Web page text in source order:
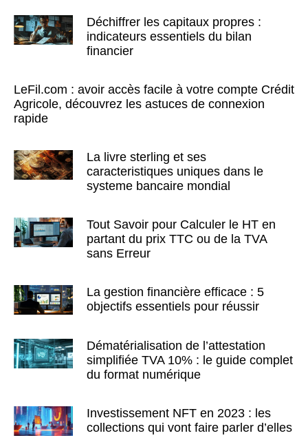
Déchiffrer les capitaux propres :
indicateurs essentiels du bilan
financier
LeFil.com : avoir accès facile à votre compte Crédit
Agricole, découvrez les astuces de connexion
rapide
La livre sterling et ses
caracteristiques uniques dans le
systeme bancaire mondial
Tout Savoir pour Calculer le HT en
partant du prix TTC ou de la TVA
sans Erreur
La gestion financière efficace : 5
objectifs essentiels pour réussir
Dématérialisation de l’attestation
simplifiée TVA 10% : le guide complet
du format numérique
Investissement NFT en 2023 : les
collections qui vont faire parler d’elles